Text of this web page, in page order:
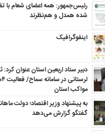
رئیس‌جمهور: همه اعضای شعام با
شده همدل و هم‌نظرند
اینفوگرافیک
مواکب استان
به پیشنهاد وزیر اقتصاد؛ دولت
گفتگو گزارش می‌دهد